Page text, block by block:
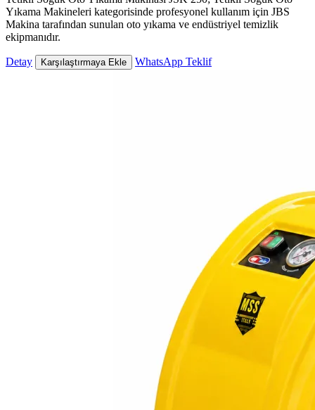
Yıkama Makineleri kategorisinde profesyonel kullanım için JBS
Makina tarafından sunulan oto yıkama ve endüstriyel temizlik
ekipmanıdır.
Detay Karşılaştırmaya Ekle WhatsApp Teklif